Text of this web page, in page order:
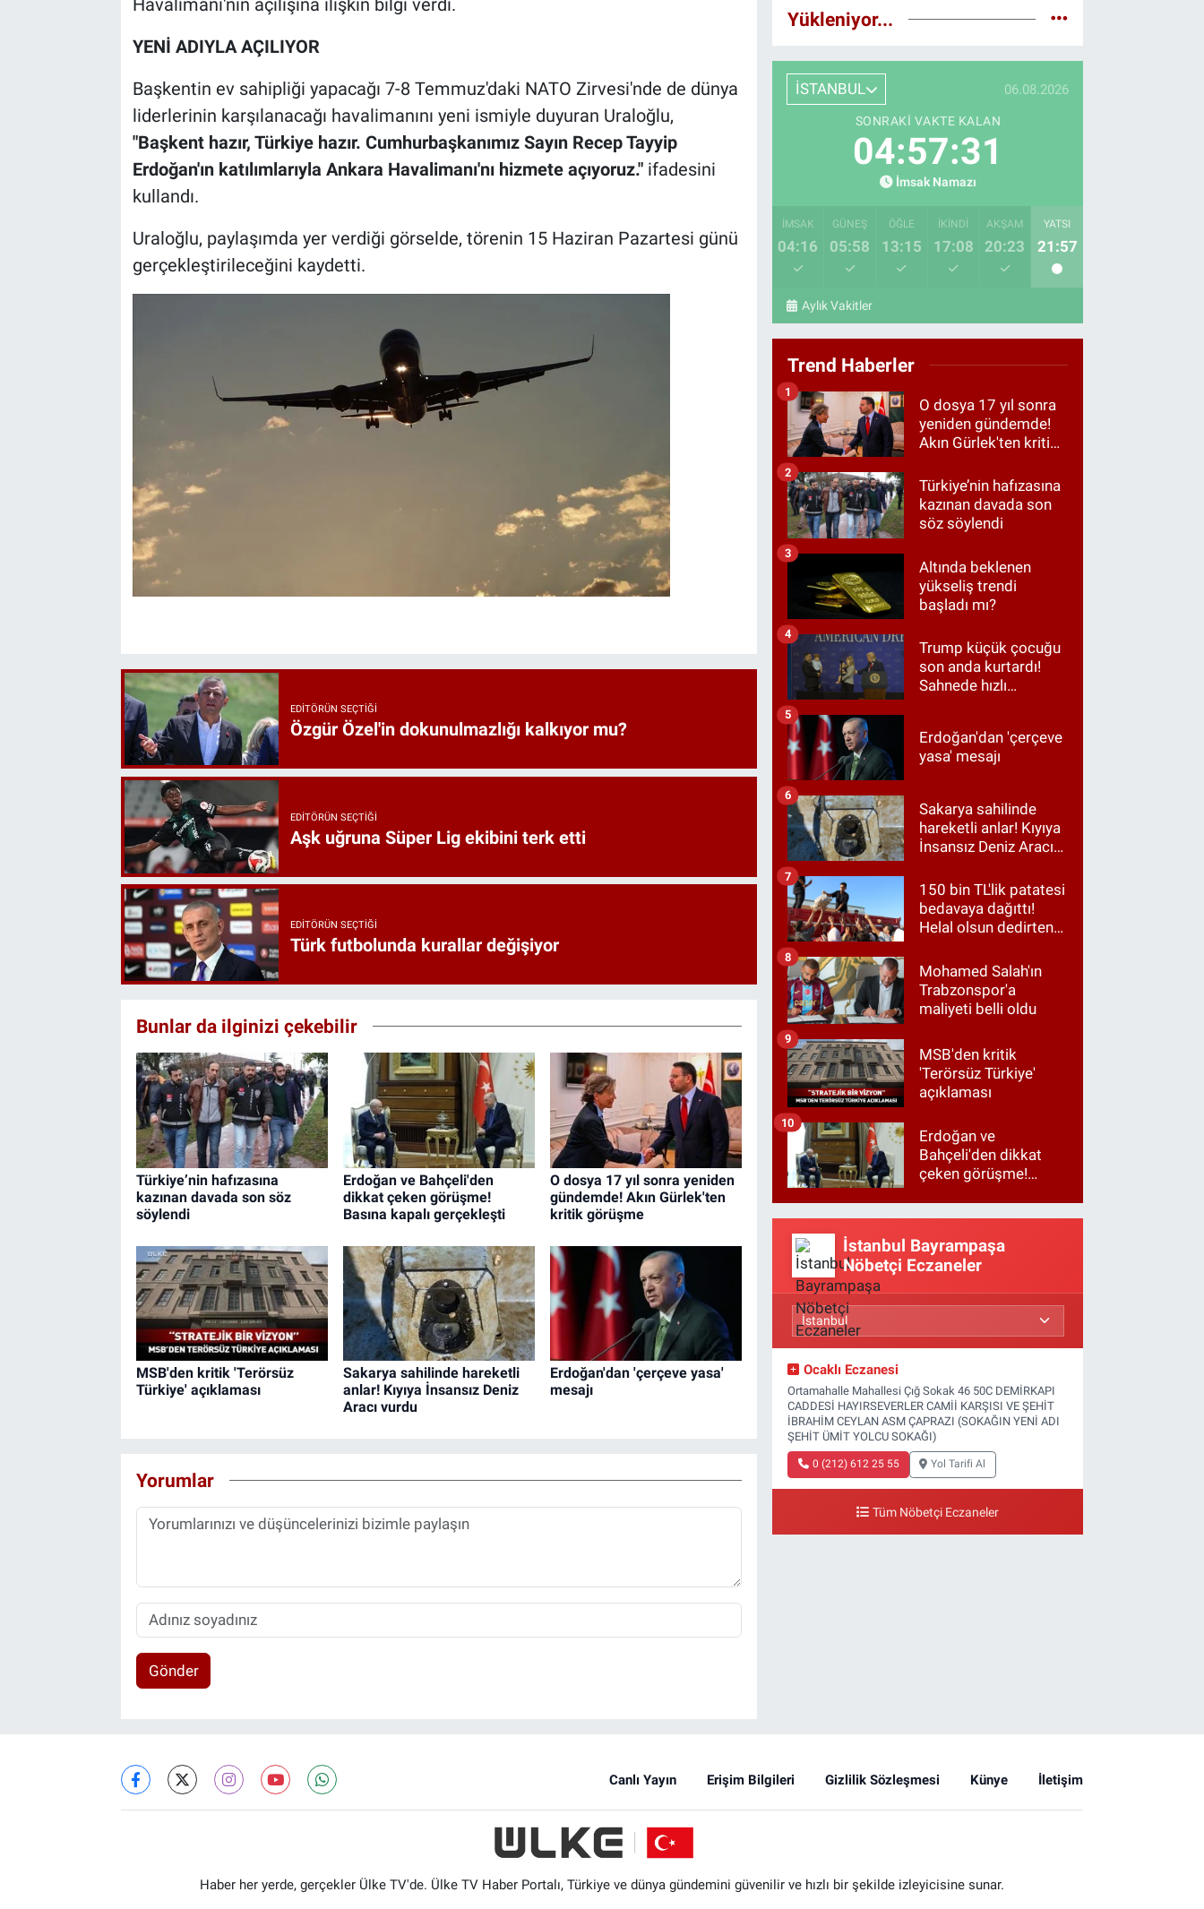
Havalimanı'nın açılışına ilişkin bilgi verdi.
YENİ ADIYLA AÇILIYOR
Başkentin ev sahipliği yapacağı 7-8 Temmuz'daki NATO Zirvesi'nde de dünya
liderlerinin karşılanacağı havalimanını yeni ismiyle duyuran Uraloğlu,
"Başkent hazır, Türkiye hazır. Cumhurbaşkanımız Sayın Recep Tayyip
Erdoğan'ın katılımlarıyla Ankara Havalimanı'nı hizmete açıyoruz."ifadesini
kullandı.
Uraloğlu, paylaşımda yer verdiği görselde, törenin 15 Haziran Pazartesi günü
gerçekleştirileceğini kaydetti.
EDITÖRÜN SEÇTIĞI
Özgür Özel'in dokunulmazlığı kalkıyor mu?
EDITÖRÜN SEÇTIĞI
Aşk uğruna Süper Lig ekibini terk etti
EDITÖRÜN SEÇTIĞI
Türk futbolunda kurallar değişiyor
Bunlar da ilginizi çekebilir
Türkiye’nin hafızasına
kazınan davada son söz
söylendi
Erdoğan ve Bahçeli'den
dikkat çeken görüşme!
Basına kapalı gerçekleşti
O dosya 17 yıl sonra yeniden
gündemde! Akın Gürlek'ten
kritik görüşme
MSB'den kritik 'Terörsüz
Türkiye' açıklaması
Sakarya sahilinde hareketli
anlar! Kıyıya İnsansız Deniz
Aracı vurdu
Erdoğan'dan 'çerçeve yasa'
mesajı
Yorumlar
Gönder
Yükleniyor...
İSTANBUL 06.08.2026
SONRAKI VAKTE KALAN
04:57:29
İmsak Namazı
İMSAK
04:16
GÜNEŞ
05:58
ÖĞLE
13:15
İKINDI
17:08
AKŞAM
20:23
YATSI
21:57
Aylık Vakitler
Trend Haberler
O dosya 17 yıl sonra
yeniden gündemde!
Akın Gürlek'ten kritik
1
Türkiye’nin hafızasına
kazınan davada son
söz söylendi
2
Altında beklenen
yükseliş trendi
başladı mı?
3
Trump küçük çocuğu
son anda kurtardı!
Sahnede hızlı
4
Erdoğan'dan 'çerçeve
yasa' mesajı
5
Sakarya sahilinde
hareketli anlar! Kıyıya
İnsansız Deniz Aracı
6
150 bin TL'lik patatesi
bedavaya dağıttı!
Helal olsun dedirten
7
Mohamed Salah'ın
Trabzonspor'a
maliyeti belli oldu
8
MSB'den kritik
'Terörsüz Türkiye'
açıklaması
9
Erdoğan ve
Bahçeli'den dikkat
çeken görüşme!
10
İstanbul Bayrampaşa
Nöbetçi Eczaneler
Ocaklı Eczanesi
Ortamahalle Mahallesi Çığ Sokak 46 50C DEMİRKAPI
CADDESİ HAYIRSEVERLER CAMİİ KARŞISI VE ŞEHİT
İBRAHİM CEYLAN ASM ÇAPRAZI (SOKAĞIN YENİ ADI
ŞEHİT ÜMİT YOLCU SOKAĞI)
0 (212) 612 25 55 Yol Tarifi Al
Tüm Nöbetçi Eczaneler
Canlı Yayın Erişim Bilgileri Gizlilik Sözleşmesi Künye İletişim
Haber her yerde, gerçekler Ülke TV'de. Ülke TV Haber Portalı, Türkiye ve dünya gündemini güvenilir ve hızlı bir şekilde izleyicisine sunar.